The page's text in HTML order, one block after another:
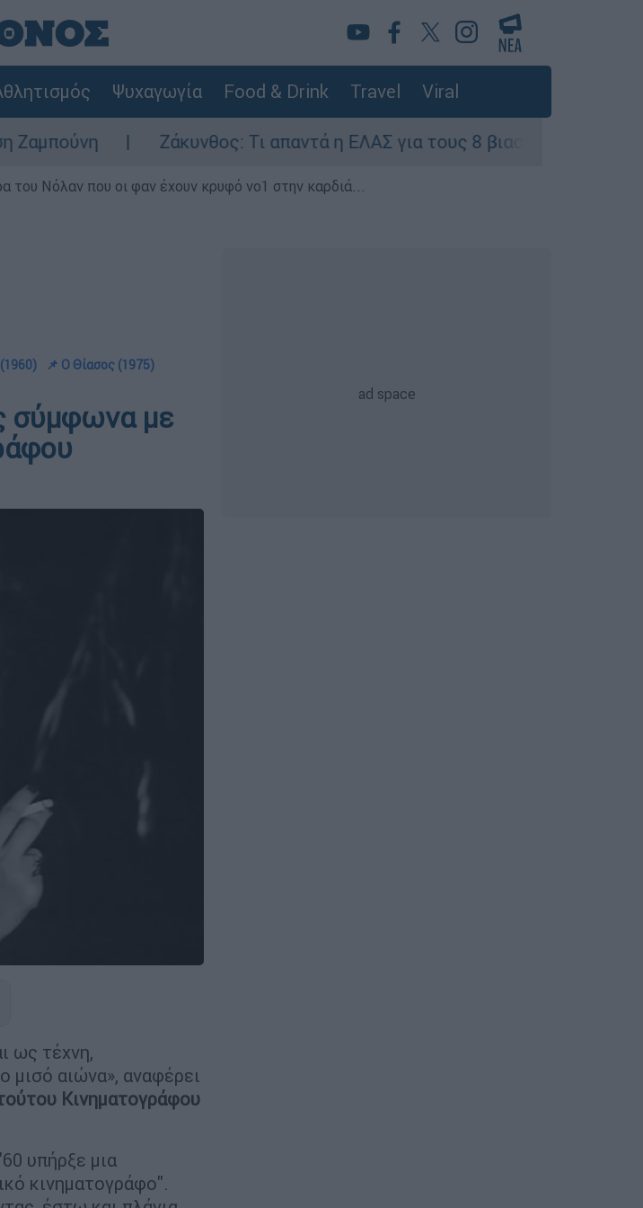
Ψυχαγωγία Food & Drink Travel Viral
Ζάκυνθος: Τι απαντά η ΕΛΑΣ για τους 8 βιασμούς τουριστριών - «Μόνο
του Νόλαν που οι φαν έχουν κρυφό νο1 στην καρδιά...
📌 Ο Θίασος (1975)
σύμφωνα με
ως τέχνη,
μισό αιώνα», αναφέρει
Κινηματογράφου
υπήρξε μια
κινηματογράφο".